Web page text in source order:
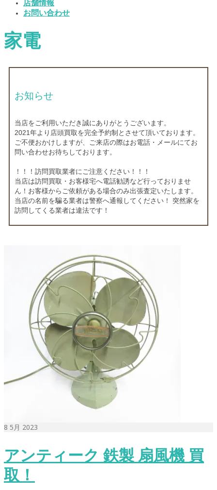
店舗情報
お問い合わせ
家電
お知らせ
当店をご利用いただき誠にありがとうございます。
2021年より店頭買取を完全予約制とさせて頂いております。
ご不便おかけしますが、ご来店の際はお電話・メールにてお
問い合わせお待ちしております。
！！！訪問買取業者にご注意ください！！！
当店は訪問買取・お客様宅へ電話勧誘など行っておりませ
ん！お客様からご依頼がある場合のみ出張査定いたします。
当店の名前を騙る業者は警察へ通報してください！ 突然家を
訪問してくる業者は違法です！
8 5月 2023
アンティーク 鉄製 扇風機 買
取！